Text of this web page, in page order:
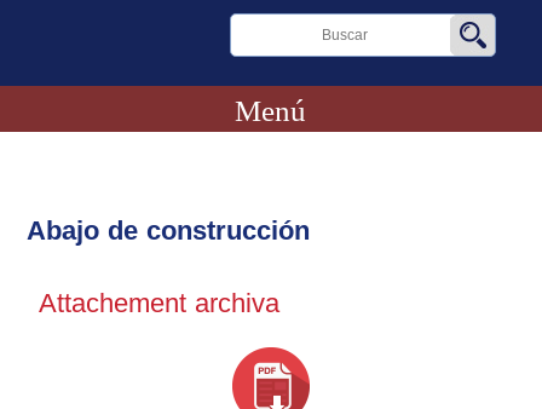
Menú
Abajo de construcción
Attachement archiva